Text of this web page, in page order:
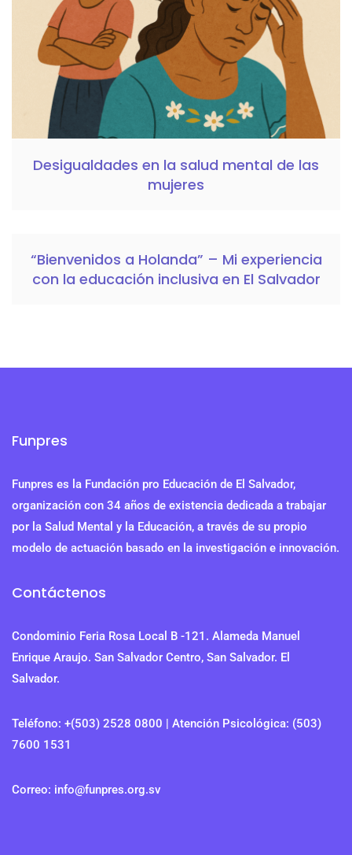
Desigualdades en la salud mental de las
mujeres
“Bienvenidos a Holanda” – Mi experiencia
con la educación inclusiva en El Salvador
Funpres
Funpres es la Fundación pro Educación de El Salvador,
organización con 34 años de existencia dedicada a trabajar
por la Salud Mental y la Educación, a través de su propio
modelo de actuación basado en la investigación e innovación.
Contáctenos
Condominio Feria Rosa Local B -121. Alameda Manuel
Enrique Araujo. San Salvador Centro, San Salvador. El
Salvador.
Teléfono: +(503) 2528 0800 | Atención Psicológica: (503)
7600 1531
Correo: info@funpres.org.sv